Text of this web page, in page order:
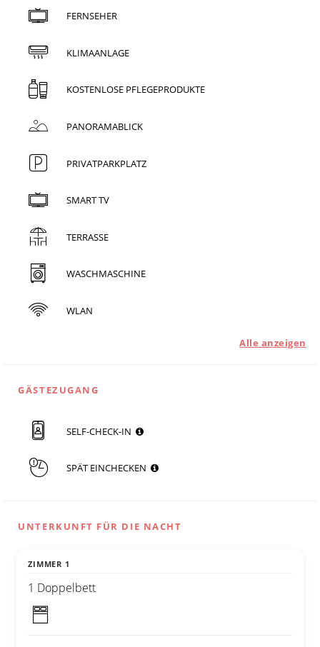
FERNSEHER
KLIMAANLAGE
KOSTENLOSE PFLEGEPRODUKTE
PANORAMABLICK
PRIVATPARKPLATZ
SMART TV
TERRASSE
WASCHMASCHINE
WLAN
Alle anzeigen
GÄSTEZUGANG
SELF-CHECK-IN
SPÄT EINCHECKEN
UNTERKUNFT FÜR DIE NACHT
ZIMMER 1
1 Doppelbett